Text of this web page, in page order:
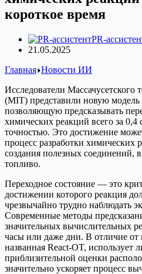
короткое время
PR-
21.05.2025
Главная Новости ИИ
Исследователи Массачусетского
(MIT) представили новую
позволяющую предсказывать
химических реакций всего за 0,4
точностью. Это достижение
процесс разработки химических
создания полезных соединений,
топливо.
Переходное состояние — это
достижении которого реакция
чрезвычайно трудно наблюдать
Современные методы
значительных вычислительных
часы или даже дни. В отличие от
названная React-OT,
приблизительной оценки
значительно ускоряет процесс